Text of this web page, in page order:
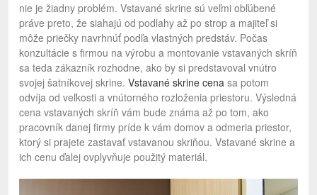
nie je žiadny problém. Vstavané skrine sú veľmi obľúbené
práve preto, že siahajú od podlahy až po strop a majiteľ si
môže priečky navrhnúť podľa vlastných predstáv. Počas
konzultácie s firmou na výrobu a montovanie vstavaných skríň
sa teda zákazník rozhodne, ako by si predstavoval vnútro
svojej šatníkovej skrine. Vstavané skrine cena sa potom
odvíja od veľkosti a vnútorného rozloženia priestoru. Výsledná
cena vstavaných skríň vám bude známa až po tom, ako
pracovník danej firmy príde k vám domov a odmeria priestor,
ktorý si prajete zastavať vstavanou skriňou. Vstavané skrine a
ich cenu ďalej ovplyvňuje použitý materiál.